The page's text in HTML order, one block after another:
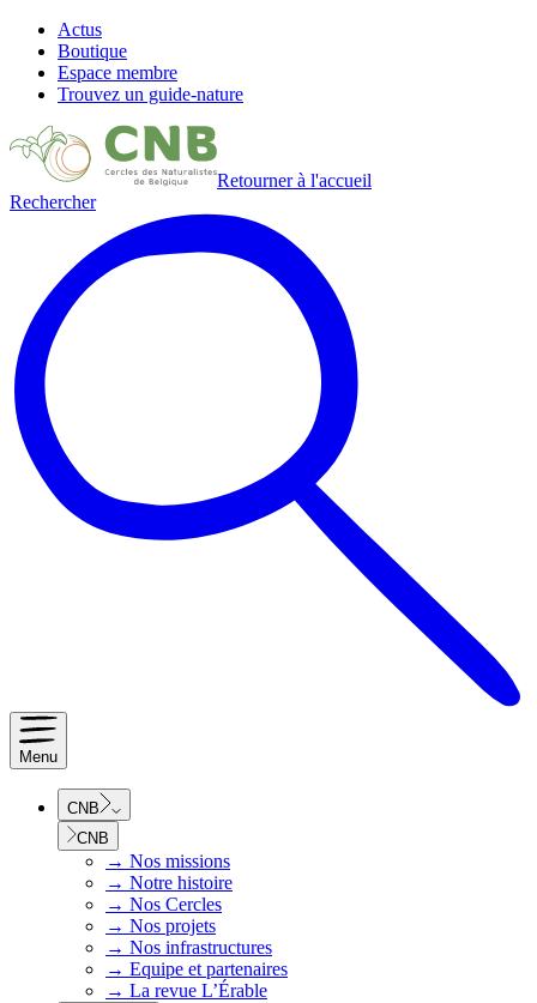
Actus
Boutique
Espace membre
Trouvez un guide-nature
Retourner à l'accueil
Rechercher
Menu
CNB
CNB
→ Nos missions
→ Notre histoire
→ Nos Cercles
→ Nos projets
→ Nos infrastructures
→ Equipe et partenaires
→ La revue L’Érable